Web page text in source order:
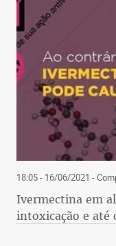
18:05 - 16/06/2021 -
Ivermectina em
intoxicação e até